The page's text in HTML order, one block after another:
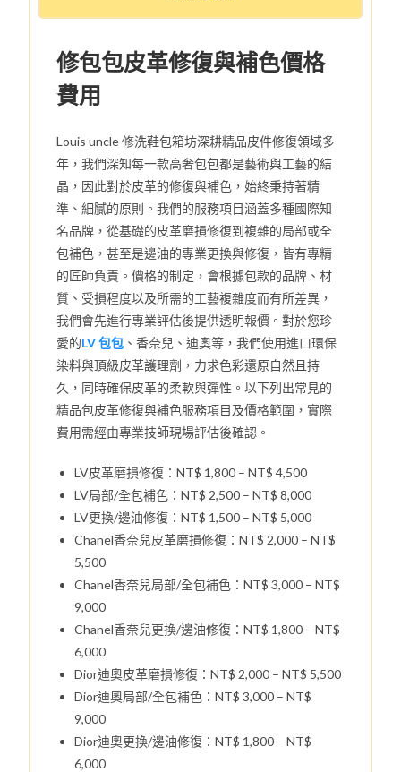
修包包皮革修復與補色價格
費用
Louis uncle 修洗鞋包箱坊深耕精品皮件修復領域多
年，我們深知每一款高奢包包都是藝術與工藝的結
晶，因此對於皮革的修復與補色，始終秉持著精
準、細膩的原則。我們的服務項目涵蓋多種國際知
名品牌，從基礎的皮革磨損修復到複雜的局部或全
包補色，甚至是邊油的專業更換與修復，皆有專精
的匠師負責。價格的制定，會根據包款的品牌、材
質、受損程度以及所需的工藝複雜度而有所差異，
我們會先進行專業評估後提供透明報價。對於您珍
愛的LV 包包 、香奈兒、迪奧等，我們使用進口環保
染料與頂級皮革護理劑，力求色彩還原自然且持
久，同時確保皮革的柔軟與彈性。以下列出常見的
精品包皮革修復與補色服務項目及價格範圍，實際
費用需經由專業技師現場評估後確認。
LV皮革磨損修復：NT$ 1,800 – NT$ 4,500
LV局部/全包補色：NT$ 2,500 – NT$ 8,000
LV更換/邊油修復：NT$ 1,500 – NT$ 5,000
Chanel香奈兒皮革磨損修復：NT$ 2,000 – NT$
5,500
Chanel香奈兒局部/全包補色：NT$ 3,000 – NT$
9,000
Chanel香奈兒更換/邊油修復：NT$ 1,800 – NT$
6,000
Dior迪奧皮革磨損修復：NT$ 2,000 – NT$ 5,500
Dior迪奧局部/全包補色：NT$ 3,000 – NT$
9,000
Dior迪奧更換/邊油修復：NT$ 1,800 – NT$
6,000